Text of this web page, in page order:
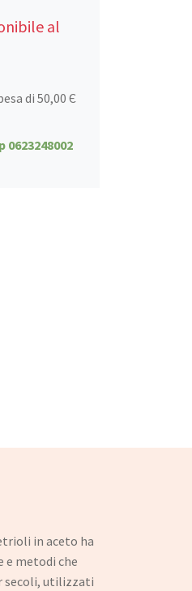
al
di 50,00 Є
0623248002
in aceto ha
e metodi che
secoli, utilizzati